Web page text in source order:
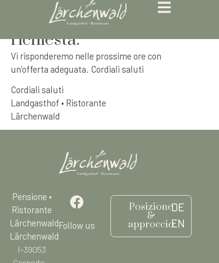
Grazie per la vostra
richiesta.
Vi risponderemo nelle prossime ore con
un’offerta adeguata. Cordiali saluti
Cordiali saluti
Landgasthof • Ristorante
Lärchenwald
Pensione •
Ristorante
Lärchenwald
Lärchenwald
I-39053
Follow us
Posizione
&
approccio
DE
EN